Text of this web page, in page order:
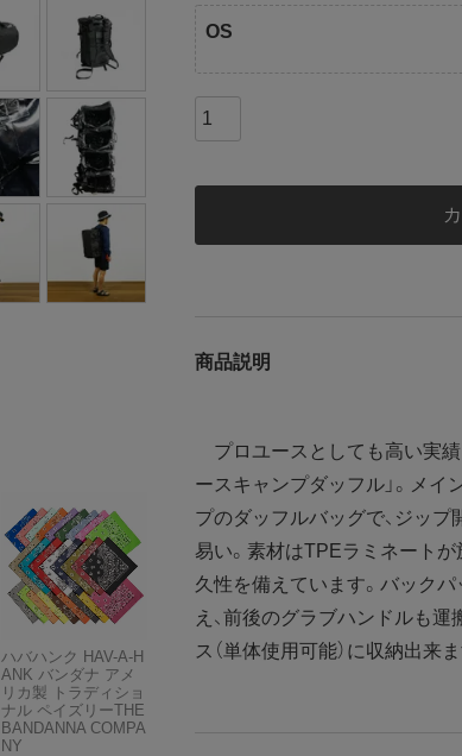
OS
商品説明
プロユースとしても高い実績
ースキャンプダッフル」。メ
プのダッフルバッグで、ジッ
易い。素材はTPEラミネートが
久性を備えています。バック
え、前後のグラブハンドルも
ス（単体使用可能）に収納出来ま
ハバハンク HAV-A-H
ANK バンダナ アメ
リカ製 トラディショ
ナル ペイズリーTHE
BANDANNA COMPA
NY